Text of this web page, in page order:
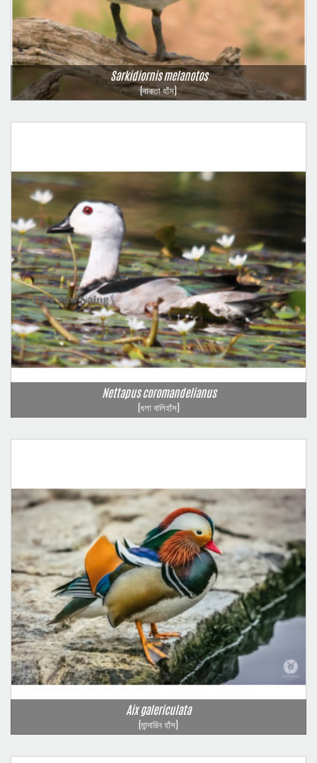
Sarkidiornis melanotos
(নাকতা হাঁস)
Nettapus coromandelianus
(ধলা বালিহাঁস)
Aix galericulata
(মান্দারিন হাঁস)